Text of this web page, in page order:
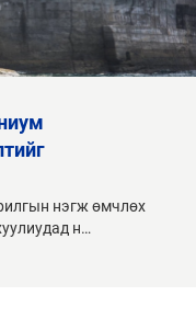
нэгж өмчлөх
н…